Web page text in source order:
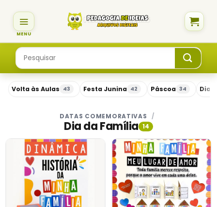
content
Pesquisar
por:
Volta às Aulas 43 Festa Junina 42 Páscoa 34 Dia
DATAS COMEMORATIVAS /
Dia da Família 14